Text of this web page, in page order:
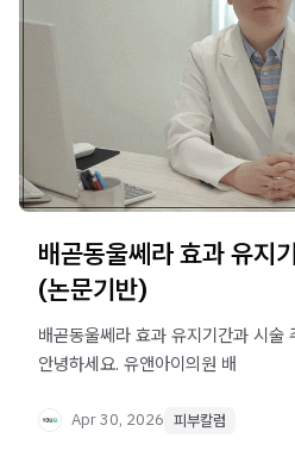
배곧동울쎄라 효과 유지
(논문기반)
배곧동울쎄라 효과 유지기간과 시술
안녕하세요. 유앤아이의원 배
Apr 30, 2026 피부칼럼